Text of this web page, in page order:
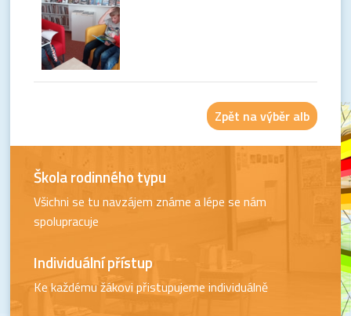
Zpět na výběr alb
Škola rodinného typu
Všichni se tu navzájem známe a lépe se nám
spolupracuje
Individuální přístup
Ke každému žákovi přistupujeme individuálně